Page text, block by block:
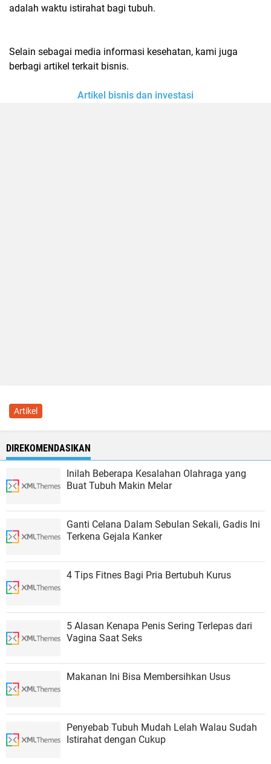
adalah waktu istirahat bagi tubuh.
Selain sebagai media informasi kesehatan, kami juga
berbagi artikel terkait bisnis.
Artikel bisnis dan investasi
Artikel
DIREKOMENDASIKAN
Inilah Beberapa Kesalahan Olahraga yang
Buat Tubuh Makin Melar
Ganti Celana Dalam Sebulan Sekali, Gadis Ini
Terkena Gejala Kanker
4 Tips Fitnes Bagi Pria Bertubuh Kurus
5 Alasan Kenapa Penis Sering Terlepas dari
Vagina Saat Seks
Makanan Ini Bisa Membersihkan Usus
Penyebab Tubuh Mudah Lelah Walau Sudah
Istirahat dengan Cukup